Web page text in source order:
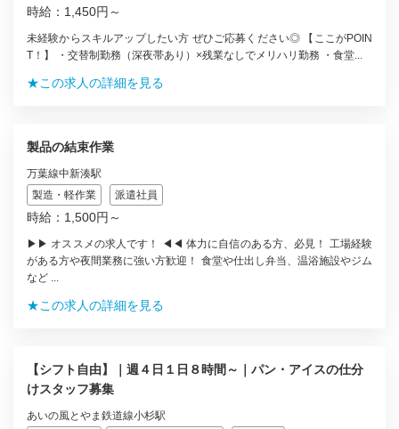
時給：1,450円～
未経験からスキルアップしたい方 ぜひご応募ください◎ 【ここがPOIN
T！】 ・交替制勤務（深夜帯あり）×残業なしでメリハリ勤務 ・食堂...
★この求人の詳細を見る
製品の結束作業
万葉線中新湊駅
製造・軽作業
派遣社員
時給：1,500円～
▶▶ オススメの求人です！ ◀◀ 体力に自信のある方、必見！ 工場経験
がある方や夜間業務に強い方歓迎！ 食堂や仕出し弁当、温浴施設やジム
など ...
★この求人の詳細を見る
【シフト自由】｜週４日１日８時間～｜パン・アイスの仕分
けスタッフ募集
あいの風とやま鉄道線小杉駅